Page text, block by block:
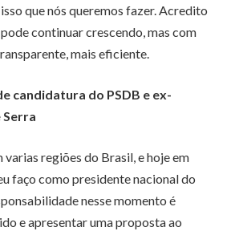
que nós queremos fazer. Acredito
continuar crescendo, mas com
mais eficiente.
candidatura do PSDB e ex-
varias regiões do Brasil, e hoje em
faço como presidente nacional do
nesse momento é
e apresentar uma proposta ao